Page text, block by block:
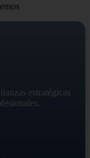
estratégicas